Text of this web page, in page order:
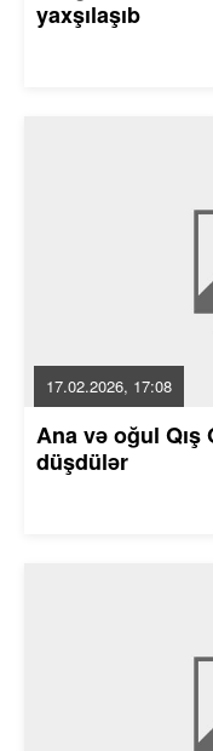
yaxşılaşıb
17.02.2026, 17:08
Ana və oğul Qış
düşdülər